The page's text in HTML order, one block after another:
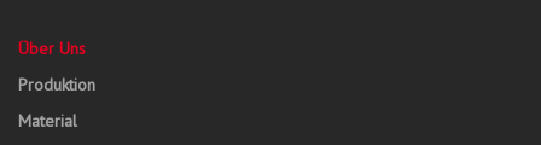
Über Uns
Produktion
Material